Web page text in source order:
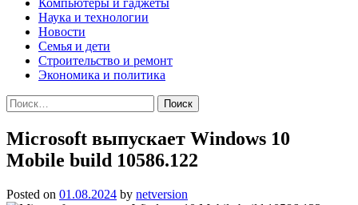
Компьютеры и гаджеты
Наука и технологии
Новости
Семья и дети
Строительство и ремонт
Экономика и политика
Найти:
Microsoft выпускает Windows 10
Mobile build 10586.122
Posted on 01.08.2024 by netversion